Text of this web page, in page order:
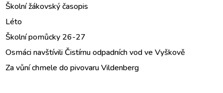
Školní žákovský časopis
Léto
Školní pomůcky 26-27
Osmáci navštívili Čistírnu odpadních vod ve Vyškově
Za vůní chmele do pivovaru Vildenberg